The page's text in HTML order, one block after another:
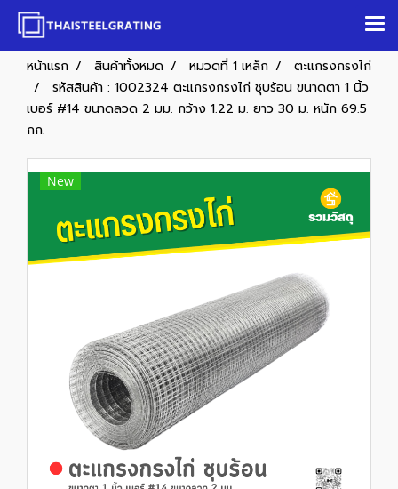
หน้าแรก สินค้าทั้งหมด หมวดที่ 1 เหล็ก
ตะแกรงกรงไก่
รหัสสินค้า : 1002324 ตะแกรงกรงไก่ ชุบร้อน ขนาดตา 1 นิ้ว
เบอร์ #14 ขนาดลวด 2 มม. กว้าง 1.22 ม. ยาว 30 ม. หนัก 69.5
กก.
New